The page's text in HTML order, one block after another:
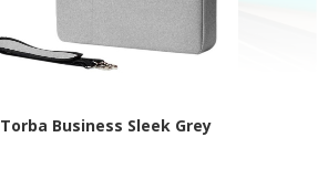
Torba Business Sleek Grey